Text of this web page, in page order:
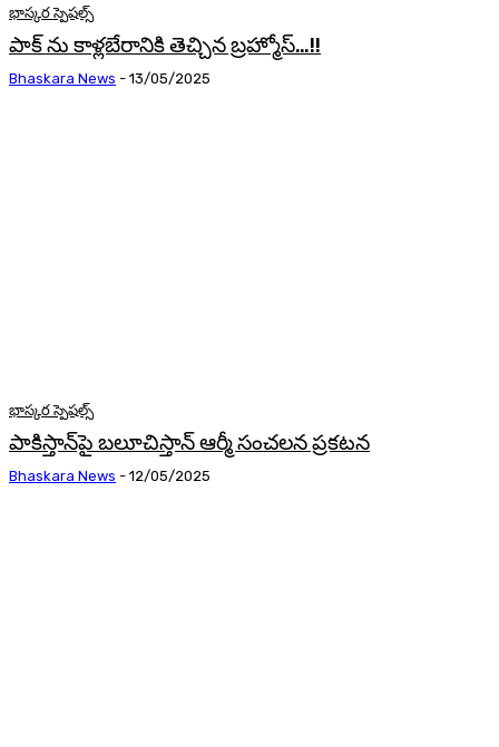
భాస్కర స్పెషల్స్
పాక్ ను కాళ్లబేరానికి తెచ్చిన బ్రహ్మోస్…!!
Bhaskara News - 13/05/2025
భాస్కర స్పెషల్స్
పాకిస్తాన్‌పై బలూచిస్తాన్‌ ఆర్మీ సంచలన ప్రకటన
Bhaskara News - 12/05/2025